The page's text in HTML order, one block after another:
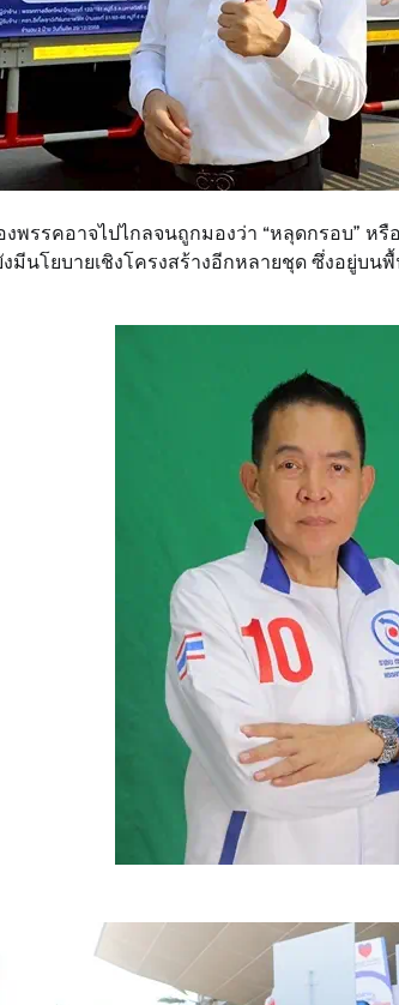
รรคอาจไปไกลจนถูกมองว่า “หลุดกรอบ” หรื
มีนโยบายเชิงโครงสร้างอีกหลายชุด ซึ่งอยู่บน